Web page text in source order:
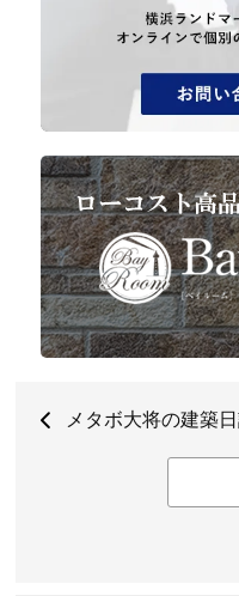
メタボ大将の建築